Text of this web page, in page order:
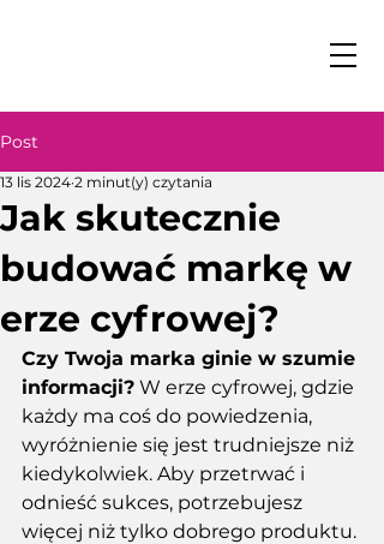
Post
Jak skutecznie
budować markę w
erze cyfrowej?
13 lis 2024 2 minut(y) czytania
Czy Twoja marka ginie w szumie
informacji? W erze cyfrowej, gdzie
każdy ma coś do powiedzenia,
wyróżnienie się jest trudniejsze niż
kiedykolwiek. Aby przetrwać i
odnieść sukces, potrzebujesz
więcej niż tylko dobrego produktu.